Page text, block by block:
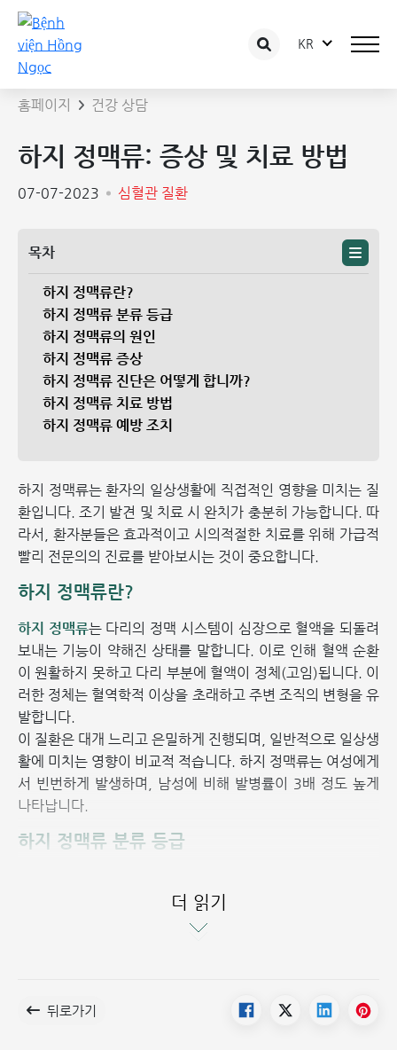
KR
상담 글 상세보기
홈페이지 건강 상담
하지 정맥류: 증상 및 치료 방법
07-07-2023 심혈관 질환
목차
하지 정맥류란?
하지 정맥류 분류 등급
하지 정맥류의 원인
하지 정맥류 증상
하지 정맥류 진단은 어떻게 합니까?
하지 정맥류 치료 방법
하지 정맥류 예방 조치
하지 정맥류는 환자의 일상생활에 직접적인 영향을 미치는 질
환입니다. 조기 발견 및 치료 시 완치가 충분히 가능합니다. 따
라서, 환자분들은 효과적이고 시의적절한 치료를 위해 가급적
빨리 전문의의 진료를 받아보시는 것이 중요합니다.
하지 정맥류란?
하지 정맥류는 다리의 정맥 시스템이 심장으로 혈액을 되돌려
보내는 기능이 약해진 상태를 말합니다. 이로 인해 혈액 순환
이 원활하지 못하고 다리 부분에 혈액이 정체(고임)됩니다. 이
러한 정체는 혈역학적 이상을 초래하고 주변 조직의 변형을 유
발합니다.
이 질환은 대개 느리고 은밀하게 진행되며, 일반적으로 일상생
활에 미치는 영향이 비교적 적습니다. 하지 정맥류는 여성에게
서 빈번하게 발생하며, 남성에 비해 발병률이 3배 정도 높게
나타납니다.
하지 정맥류 분류 등급
표재 정맥: 소복재 정맥, 대복재 정맥
심부 정맥 대퇴 정맥, 전경골 정맥, 슬와 정맥, 후경골 정맥
맥류는 다음과 같은 단계로 분류됩니다:
더 읽기
뒤로가기